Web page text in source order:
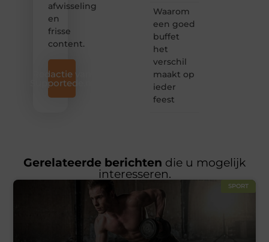
afwisseling
en
frisse
content.
Redactie van
Supportede.nl
Waarom
een goed
buffet
het
verschil
maakt op
ieder
feest
Gerelateerde berichten die u mogelijk
interesseren.
SPORT